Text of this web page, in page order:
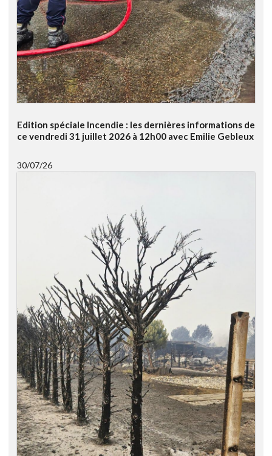
Edition spéciale Incendie : les dernières informations de
ce vendredi 31 juillet 2026 à 12h00 avec Emilie Gebleux
30/07/26